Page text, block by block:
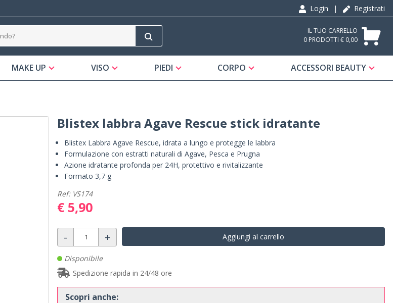
Login | Registrati
IL TUO CARRELLO
0 PRODOTTI € 0,00
MAKE UP VISO PIEDI CORPO ACCESSORI BEAUTY
Blistex labbra Agave Rescue stick idratante
Blistex Labbra Agave Rescue, idrata a lungo e protegge le labbra
Formulazione con estratti naturali di Agave, Pesca e Prugna
Azione idratante profonda per 24H, protettivo e rivitalizzante
Formato 3,7 g
Ref: VS174
€ 5,90
- + Aggiungi al carrello
Disponibile
Spedizione rapida in 24/48 ore
Scopri anche: